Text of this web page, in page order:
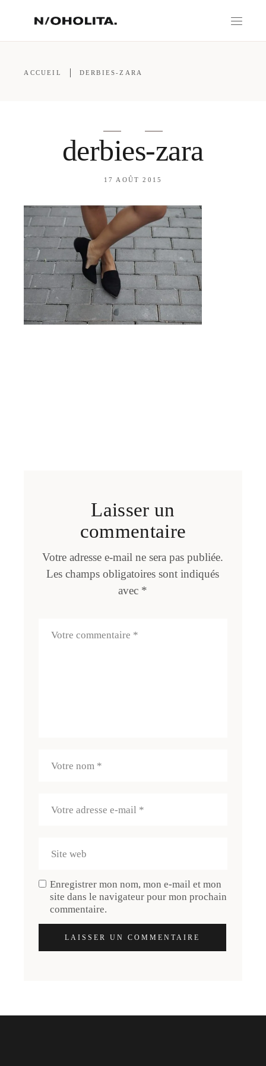
ACCUEIL DERBIES-ZARA
derbies-zara
17 AOÛT 2015
Laisser un
commentaire
Votre adresse e-mail ne sera pas publiée.
Les champs obligatoires sont indiqués
avec *
Enregistrer mon nom, mon e-mail et mon
site dans le navigateur pour mon prochain
commentaire.
LAISSER UN COMMENTAIRE